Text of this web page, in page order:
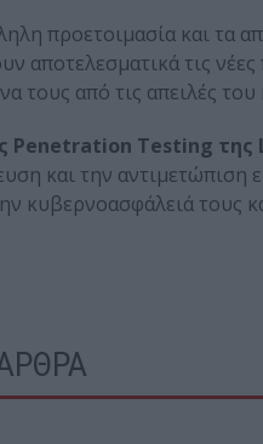
προετοιμασία και τα
αποτελεσματικά τις
τους από τις απειλές
Penetration Testing της
και την
κυβερνοασφάλειά τους